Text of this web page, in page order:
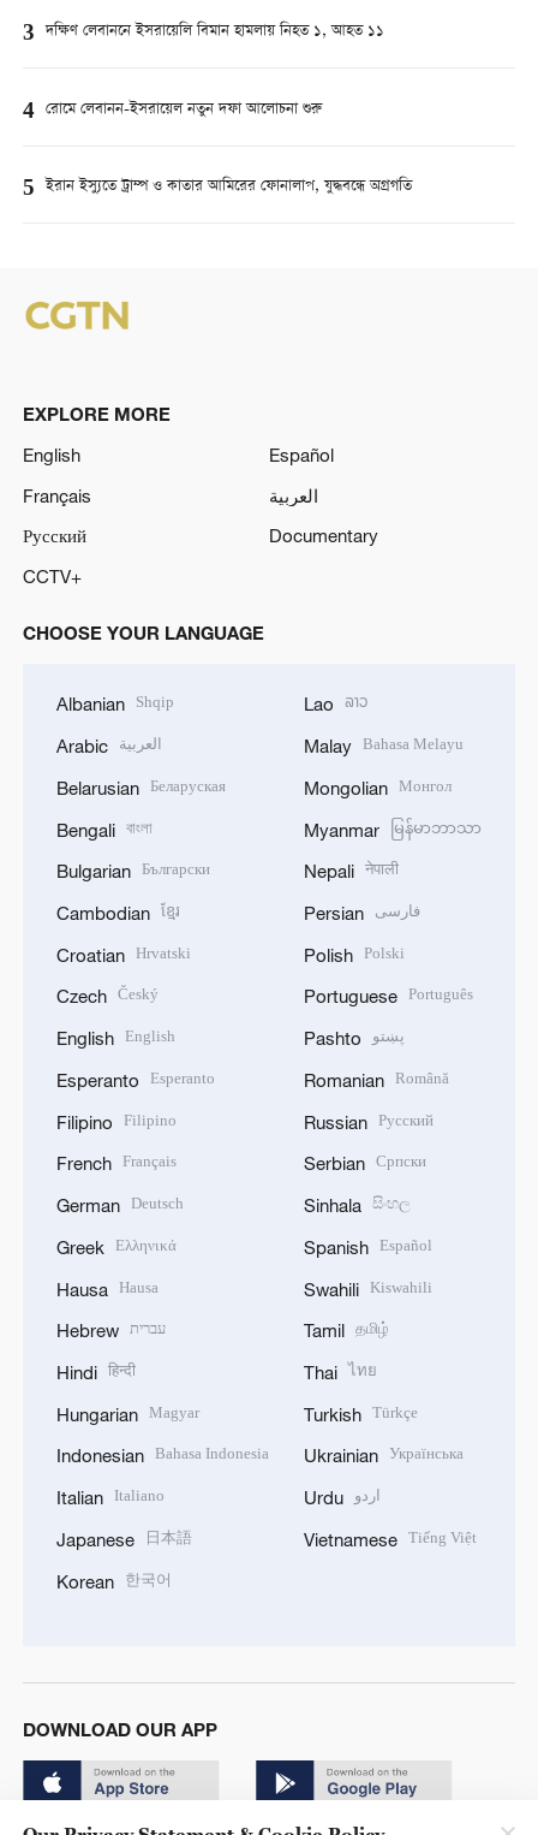
3 দক্ষিণ লেবাননে ইসরায়েলি বিমান হামলায় নিহত ১, আহত ১১
4 রোমে লেবানন-ইসরায়েল নতুন দফা আলোচনা শুরু
5 ইরান ইস্যুতে ট্রাম্প ও কাতার আমিরের ফোনালাপ, যুদ্ধবন্ধে অগ্রগতি
EXPLORE MORE
English
Español
Français
العربية
Русский
Documentary
CCTV+
CHOOSE YOUR LANGUAGE
Albanian Shqip
Arabic العربية
Belarusian Беларуская
Bengali বাংলা
Bulgarian Български
Cambodian ខ្មែរ
Croatian Hrvatski
Czech Český
English English
Esperanto Esperanto
Filipino Filipino
French Français
German Deutsch
Greek Ελληνικά
Hausa Hausa
Hebrew עברית
Hindi हिन्दी
Hungarian Magyar
Indonesian Bahasa Indonesia
Italian Italiano
Japanese 日本語
Korean 한국어
Lao ລາວ
Malay Bahasa Melayu
Mongolian Монгол
Myanmar မြန်မာဘာသာ
Nepali नेपाली
Persian فارسی
Polish Polski
Portuguese Português
Pashto پښتو
Romanian Română
Russian Русский
Serbian Српски
Sinhala සිංහල
Spanish Español
Swahili Kiswahili
Tamil தமிழ்
Thai ไทย
Turkish Türkçe
Ukrainian Українська
Urdu اردو
Vietnamese Tiếng Việt
DOWNLOAD OUR APP